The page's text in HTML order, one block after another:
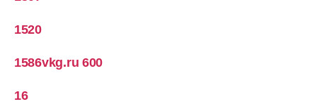
1520
1586vkg.ru 600
16